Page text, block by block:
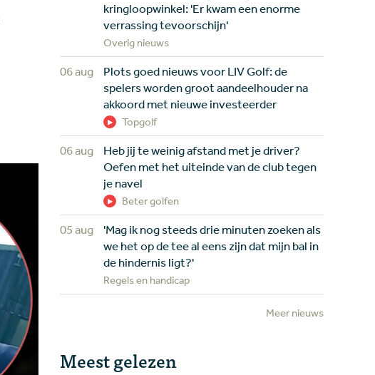
kringloopwinkel: 'Er kwam een enorme
verrassing tevoorschijn'
Overig nieuws
06 aug
Plots goed nieuws voor LIV Golf: de
spelers worden groot aandeelhouder na
akkoord met nieuwe investeerder
Topgolf
06 aug
Heb jij te weinig afstand met je driver?
Oefen met het uiteinde van de club tegen
je navel
Beter golfen
05 aug
'Mag ik nog steeds drie minuten zoeken als
we het op de tee al eens zijn dat mijn bal in
de hindernis ligt?'
Regels en handicap
Meer nieuws
Meest gelezen